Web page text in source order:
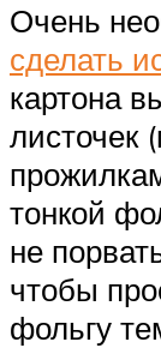
Очень
сделать
картона
листочек
тонкой
не
чтобы
фольгу